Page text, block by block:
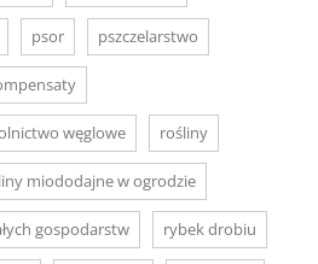
psor pszczelarstwo
węglowe rośliny
miododajne w ogrodzie
gospodarstw rybek drobiu